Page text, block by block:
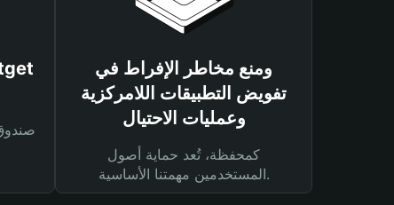
ومنع مخاطر الإفراط في
تفويض التطبيقات اللامركزية
وعمليات الاحتيال
كمحفظة، تُعد حماية أصول
المستخدمين مهمتنا الأساسية.